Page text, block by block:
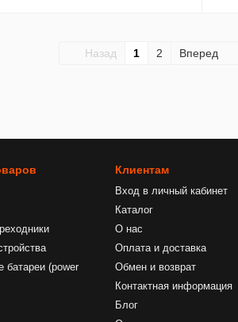
Назад 1 2 Вперед
батареи (power
Клиентам
Вход в личный кабинет
Каталог
О нас
Оплата и доставка
Обмен и возврат
Контактная информация
Блог